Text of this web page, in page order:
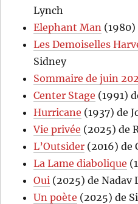
Lynch
Elephant Man (1980)
Les Demoiselles
Sidney
Sommaire de juin
Center Stage (1991)
Hurricane (1937) de
Vie privée (2025) de
L’Outsider (2016) de
La Lame diabolique
Oui (2025) de Nadav
Un poète (2025) de